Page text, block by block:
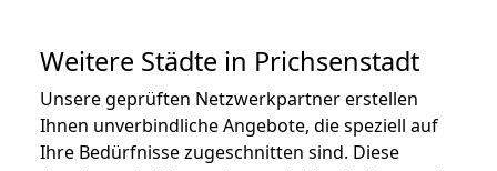
Weitere Städte in Prichsenstadt
Unsere geprüften Netzwerkpartner erstellen
Ihnen unverbindliche Angebote, die speziell auf
Ihre Bedürfnisse zugeschnitten sind. Diese